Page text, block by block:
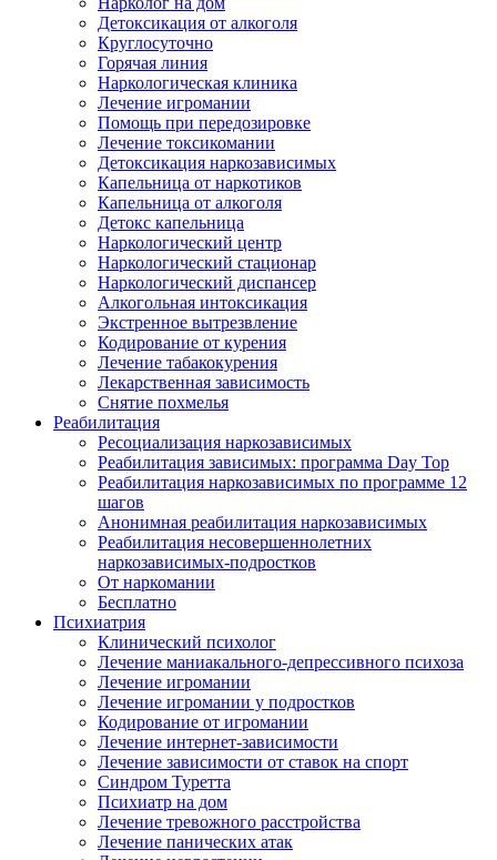
Детоксикация от алкоголя
Круглосуточно
Горячая линия
Наркологическая клиника
Лечение игромании
Помощь при передозировке
Лечение токсикомании
Детоксикация наркозависимых
Капельница от наркотиков
Капельница от алкоголя
Детокс капельница
Наркологический центр
Наркологический стационар
Наркологический диспансер
Алкогольная интоксикация
Экстренное вытрезвление
Кодирование от курения
Лечение табакокурения
Лекарственная зависимость
Снятие похмелья
Реабилитация
Ресоциализация наркозависимых
Реабилитация зависимых: программа Day Top
Реабилитация наркозависимых по программе 12
шагов
Анонимная реабилитация наркозависимых
Реабилитация несовершеннолетних
наркозависимых-подростков
От наркомании
Бесплатно
Психиатрия
Клинический психолог
Лечение маниакального-депрессивного психоза
Лечение игромании
Лечение игромании у подростков
Кодирование от игромании
Лечение интернет-зависимости
Лечение зависимости от ставок на спорт
Синдром Туретта
Психиатр на дом
Лечение тревожного расстройства
Лечение панических атак